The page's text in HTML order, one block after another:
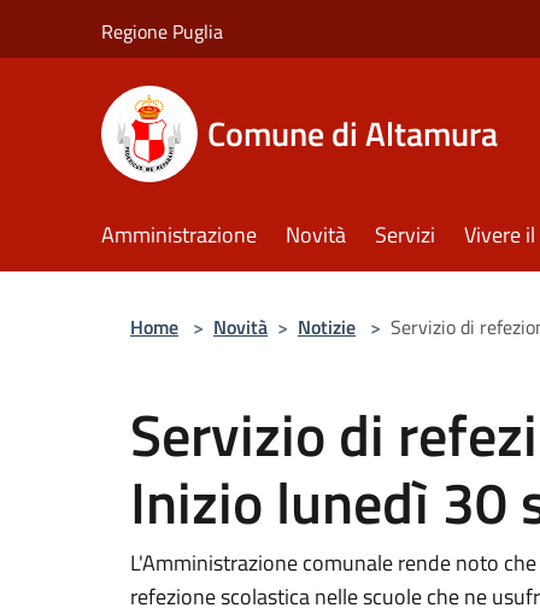
Regione Puglia
Comune di Altamura
Amministrazione Novità Servizi Vivere
Home > Novità > Notizie > Servizio di
Servizio di
Inizio lunedì 30
L'Amministrazione comunale rende noto
refezione scolastica nelle scuole che ne